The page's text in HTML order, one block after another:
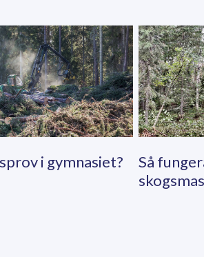
i gymnasiet?
Så